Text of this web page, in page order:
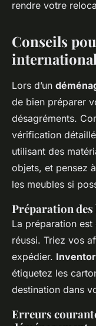
rendre votre
Conseils
Lors d’un
de bien préparer
désagréments.
vérification
utilisant des
objets, et pensez
les meubles si
Préparation des
La préparation est
réussi. Triez vos
expédier.
étiquetez les
destination dans
Erreurs